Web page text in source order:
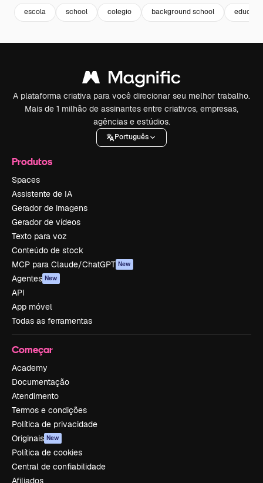
escola school colegio background school
A plataforma criativa para você direcionar seu melhor trabalho.
Mais de 1 milhão de assinantes entre criativos, empresas,
agências e estúdios.
Português
Produtos
Spaces
Assistente de IA
Gerador de imagens
Gerador de vídeos
Texto para voz
Conteúdo de stock
MCP para Claude/ChatGPT New
Agentes New
API
App móvel
Todas as ferramentas
Começar
Academy
Documentação
Atendimento
Termos e condições
Política de privacidade
Originais New
Política de cookies
Central de confiabilidade
Afiliados